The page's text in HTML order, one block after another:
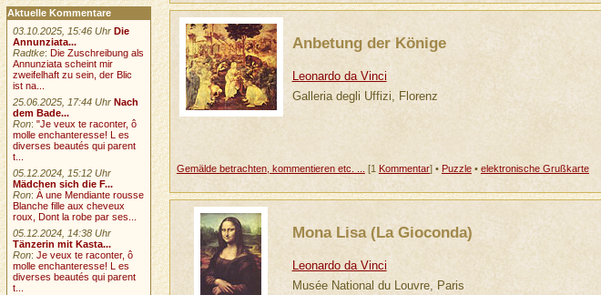
Anbetung der Könige
Leonardo da Vinci
Galleria degli Uffizi, Florenz
Gemälde betrachten, kommentieren etc. ...
[1 Kommentar] • Puzzle• elektronische Grußkarte
Mona Lisa (La Gioconda)
Leonardo da Vinci
Musée National du Louvre, Paris
Aktuelle Kommentare
03.10.2025, 15:46 Uhr Die
Annunziata...
Radtke: Die Zuschreibung als
Annunziata scheint mir
zweifelhaft zu sein, der Blic
ist na...
25.06.2025, 17:44 Uhr Nach
dem Bade...
Ron:"Je veux te raconter, ô
molle enchanteresse! L es
diverses beautés qui parent
t...
05.12.2024, 15:12 Uhr
Mädchen sich die F...
Ron:À une Mendiante rousse
Blanche fille aux cheveux
roux, Dont la robe par ses...
05.12.2024, 14:38 Uhr
Tänzerin mit Kasta...
Ron:Je veux te raconter, ô
molle enchanteresse! L es
diverses beautés qui parent
t...